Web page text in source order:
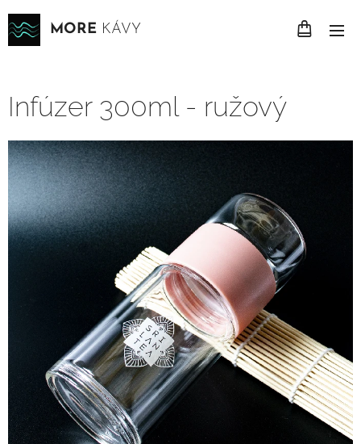
MORE KÁVY
Infúzer 300ml - ružový